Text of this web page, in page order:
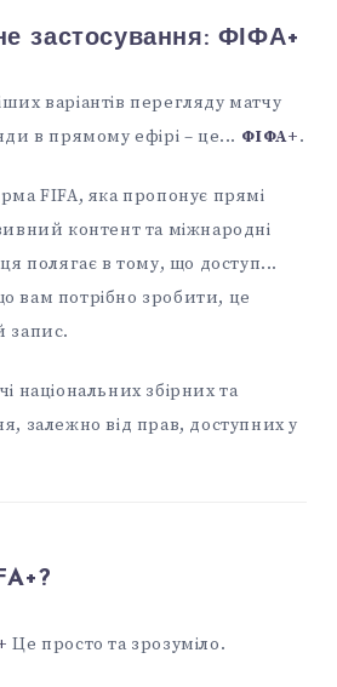
застосування: ФІФА+
варіантів перегляду матчу
в прямому ефірі – це... ФІФА+.
FIFA, яка пропонує прямі
контент та міжнародні
полягає в тому, що доступ...
вам потрібно зробити, це
запис.
національних збірних та
залежно від прав, доступних у
Це просто та зрозуміло.